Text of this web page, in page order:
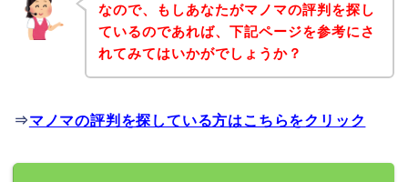
なので、もしあなたがマノマの評判を探し
ているのであれば、下記ページを参考にさ
れてみてはいかがでしょうか？
⇒マノマの評判を探している方はこちらをクリック